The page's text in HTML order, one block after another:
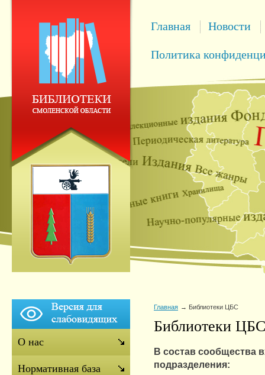
Главная Новости
Политика
Главная Библиотеки ЦБС
Библиотеки ЦБС
В состав сообщества
подразделения:
О нас
Нормативная база